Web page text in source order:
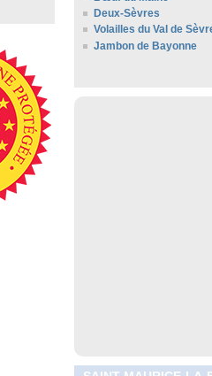
Deux-Sèvres
Volailles du Val de
Jambon de Bayonne